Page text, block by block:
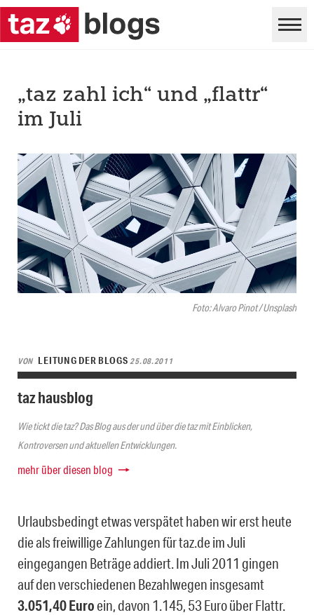
Foto: Alvaro Pinot / Unsplash
„taz zahl ich“ und „flattr“
im Juli
VON LEITUNG DER BLOGS25.08.2011
taz hausblog
Wie tickt die taz? Das Blog aus der und über die taz mit Einblicken,
Kontroversen und aktuellen Entwicklungen.
mehr über diesen blog
Urlaubsbedingt etwas verspätet haben wir erst heute
die als freiwillige Zahlungen für taz.de im Juli
eingegangen Beträge addiert. Im Juli 2011 gingen
auf den verschiedenen Bezahlwegen insgesamt
3.051,40 Euroein, davon 1.145, 53 Euro über Flattr.